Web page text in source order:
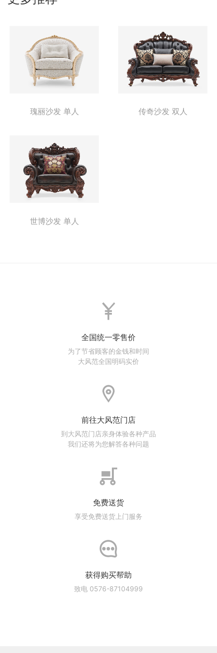
瑰丽沙发 单人 传奇沙发 双人
世博沙发 单人
全国统一零售价
为了节省顾客的金钱和时间
大风范全国明码实价
前往大风范门店
到大风范门店亲身体验各种产品
我们还将为您解答各种问题
免费送货
享受免费送货上门服务
获得购买帮助
致电 0576-87104999